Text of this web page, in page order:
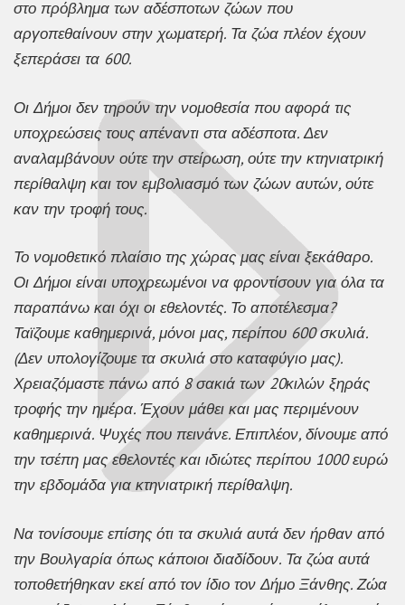
στο πρόβλημα των αδέσποτων ζώων που
αργοπεθαίνουν στην χωματερή. Τα ζώα πλέον έχουν
ξεπεράσει τα 600.
Οι Δήμοι δεν τηρούν την νομοθεσία που αφορά τις
υποχρεώσεις τους απέναντι στα αδέσποτα. Δεν
αναλαμβάνουν ούτε την στείρωση, ούτε την κτηνιατρική
περίθαλψη και τον εμβολιασμό των ζώων αυτών, ούτε
καν την τροφή τους.
Το νομοθετικό πλαίσιο της χώρας μας είναι ξεκάθαρο.
Οι Δήμοι είναι υποχρεωμένοι να φροντίσουν για όλα τα
παραπάνω και όχι οι εθελοντές. Το αποτέλεσμα?
Ταϊζουμε καθημερινά, μόνοι μας, περίπου 600 σκυλιά.
(Δεν υπολογίζουμε τα σκυλιά στο καταφύγιο μας).
Χρειαζόμαστε πάνω από 8 σακιά των 20κιλών ξηράς
τροφής την ημέρα. Έχουν μάθει και μας περιμένουν
καθημερινά. Ψυχές που πεινάνε. Επιπλέον, δίνουμε από
την τσέπη μας εθελοντές και ιδιώτες περίπου 1000 ευρώ
την εβδομάδα για κτηνιατρική περίθαλψη.
Να τονίσουμε επίσης ότι τα σκυλιά αυτά δεν ήρθαν από
την Βουλγαρία όπως κάποιοι διαδίδουν. Τα ζώα αυτά
τοποθετήθηκαν εκεί από τον ίδιο τον Δήμο Ξάνθης. Ζώα